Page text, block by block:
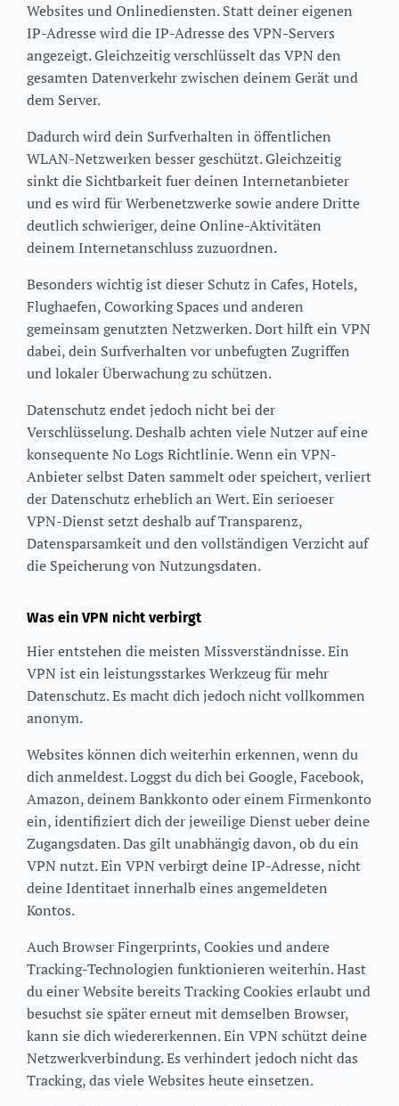
Websites und Onlinediensten. Statt deiner eigenen
IP-Adresse wird die IP-Adresse des VPN-Servers
angezeigt. Gleichzeitig verschlüsselt das VPN den
gesamten Datenverkehr zwischen deinem Gerät und
dem Server.
Dadurch wird dein Surfverhalten in öffentlichen
WLAN-Netzwerken besser geschützt. Gleichzeitig
sinkt die Sichtbarkeit fuer deinen Internetanbieter
und es wird für Werbenetzwerke sowie andere Dritte
deutlich schwieriger, deine Online-Aktivitäten
deinem Internetanschluss zuzuordnen.
Besonders wichtig ist dieser Schutz in Cafes, Hotels,
Flughaefen, Coworking Spaces und anderen
gemeinsam genutzten Netzwerken. Dort hilft ein VPN
dabei, dein Surfverhalten vor unbefugten Zugriffen
und lokaler Überwachung zu schützen.
Datenschutz endet jedoch nicht bei der
Verschlüsselung. Deshalb achten viele Nutzer auf eine
konsequente No Logs Richtlinie. Wenn ein VPN-
Anbieter selbst Daten sammelt oder speichert, verliert
der Datenschutz erheblich an Wert. Ein serioeser
VPN-Dienst setzt deshalb auf Transparenz,
Datensparsamkeit und den vollständigen Verzicht auf
die Speicherung von Nutzungsdaten.
Was ein VPN nicht verbirgt
Hier entstehen die meisten Missverständnisse. Ein
VPN ist ein leistungsstarkes Werkzeug für mehr
Datenschutz. Es macht dich jedoch nicht vollkommen
anonym.
Websites können dich weiterhin erkennen, wenn du
dich anmeldest. Loggst du dich bei Google, Facebook,
Amazon, deinem Bankkonto oder einem Firmenkonto
ein, identifiziert dich der jeweilige Dienst ueber deine
Zugangsdaten. Das gilt unabhängig davon, ob du ein
VPN nutzt. Ein VPN verbirgt deine IP-Adresse, nicht
deine Identitaet innerhalb eines angemeldeten
Kontos.
Auch Browser Fingerprints, Cookies und andere
Tracking-Technologien funktionieren weiterhin. Hast
du einer Website bereits Tracking Cookies erlaubt und
besuchst sie später erneut mit demselben Browser,
kann sie dich wiedererkennen. Ein VPN schützt deine
Netzwerkverbindung. Es verhindert jedoch nicht das
Tracking, das viele Websites heute einsetzen.